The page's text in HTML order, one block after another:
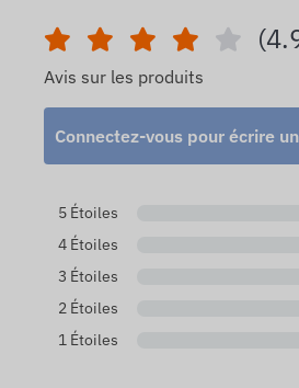
Avis sur les produits
Connectez-vous pour écrire
5 Étoiles
4 Étoiles
3 Étoiles
2 Étoiles
1 Étoiles